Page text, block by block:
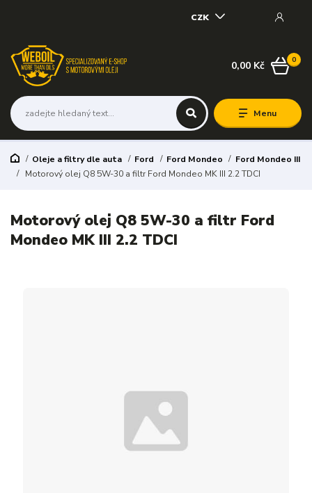
Menu
CZK
0
0,00 Kč
Oleje a filtry dle auta Ford Ford Mondeo
Ford Mondeo III
Motorový olej Q8 5W-30 a filtr Ford Mondeo MK III 2.2 TDCI
Motorový olej Q8 5W-30 a filtr Ford
Mondeo MK III 2.2 TDCI